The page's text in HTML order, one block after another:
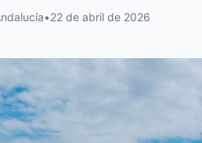
•22 de abril de 2026